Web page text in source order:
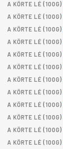
A KÖRTE LÉ (100G)
A KÖRTE LÉ (100G)
A KÖRTE LÉ (100G)
A KÖRTE LÉ (100G)
A KÖRTE LÉ (100G)
A KÖRTE LÉ (100G)
A KÖRTE LÉ (100G)
A KÖRTE LÉ (100G)
A KÖRTE LÉ (100G)
A KÖRTE LÉ (100G)
A KÖRTE LÉ (100G)
A KÖRTE LÉ (100G)